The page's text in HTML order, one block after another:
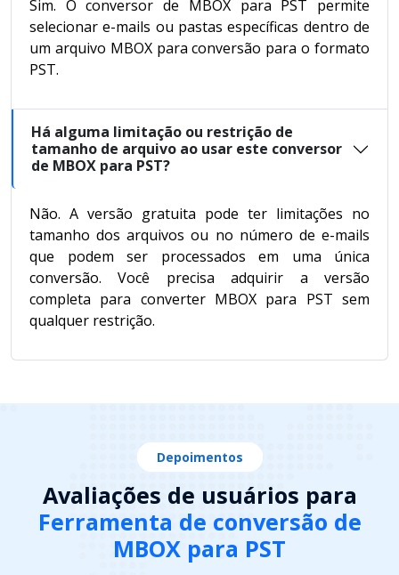
Sim. O conversor de MBOX para PST permite
selecionar e-mails ou pastas específicas dentro de
um arquivo MBOX para conversão para o formato
PST.
Há alguma limitação ou restrição de
tamanho de arquivo ao usar este conversor
de MBOX para PST?
Não. A versão gratuita pode ter limitações no
tamanho dos arquivos ou no número de e-mails
que podem ser processados em uma única
conversão. Você precisa adquirir a versão
completa para converter MBOX para PST sem
qualquer restrição.
Depoimentos
Avaliações de usuários para
Ferramenta de conversão de
MBOX para PST